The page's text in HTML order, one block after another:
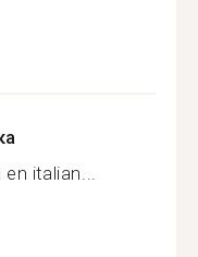
italian...